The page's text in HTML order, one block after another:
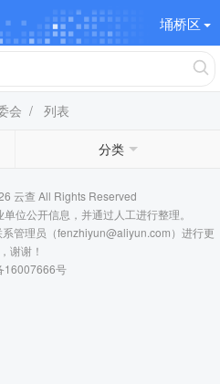
埇桥区
会 / 列表
分类
云查 All Rights Reserved
位公开信息，并通过人工进行整理。
管理员（fenzhiyun@aliyun.com）进行更
谢谢！
16007666号